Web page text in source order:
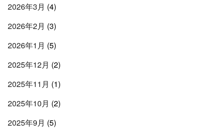
2026年3月 (4)
2026年2月 (3)
2026年1月 (5)
2025年12月 (2)
2025年11月 (1)
2025年10月 (2)
2025年9月 (5)